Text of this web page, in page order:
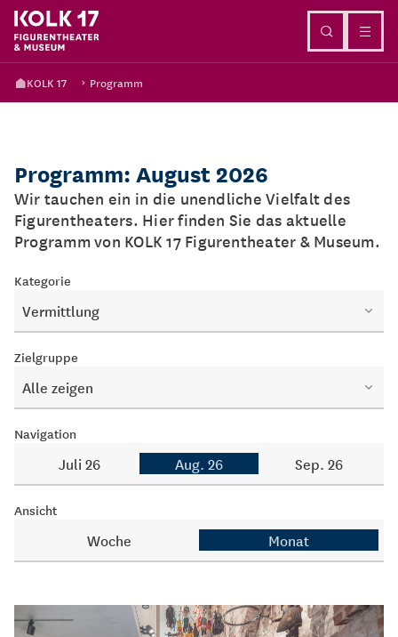
KOLK 17 Programm
Programm: August 2026
Wir tauchen ein in die unendliche Vielfalt des
Figurentheaters. Hier finden Sie das aktuelle
Programm von KOLK 17 Figurentheater & Museum.
Kategorie
Vermittlung
Zielgruppe
Alle zeigen
Navigation
Juli 26 Aug. 26 Sep. 26
Ansicht
Woche Monat